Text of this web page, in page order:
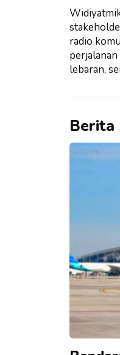
radio
lebaran,
Berita